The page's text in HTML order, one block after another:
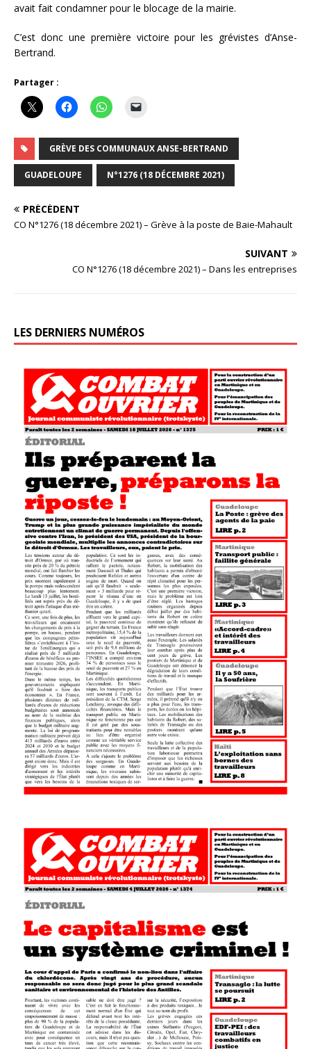
avait fait condamner pour le blocage de la mairie.
C’est donc une première victoire pour les grévistes d’Anse-
Bertrand.
Partager :
GRÈVE DES COMMUNAUX ANSE-BERTRAND
GUADELOUPE N°1276 (18 DÉCEMBRE 2021)
PRÉCÉDENT
CO N°1276 (18 décembre 2021) – Grève à la poste de Baie-Mahault
SUIVANT
CO N°1276 (18 décembre 2021) – Dans les entreprises
LES DERNIERS NUMÉROS